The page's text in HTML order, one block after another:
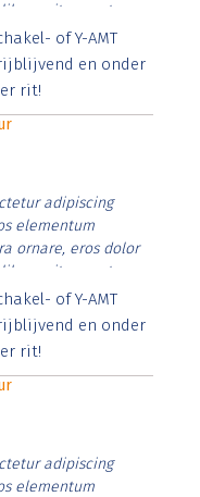
vitae erat.
id rutrum lorem
posuere.
of Y-AMT
en onder
rit!
adipiscing
elementum
ornare, eros dolor
vitae erat.
id rutrum lorem
posuere.
of Y-AMT
en onder
rit!
adipiscing
elementum